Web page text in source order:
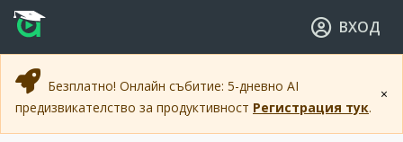
Прескочи към основното съдържание
Прескочи към навигацията
ВХОД
×
Безплатно! Онлайн събитие: 5-дневно AI
предизвикателство за продуктивност Регистрация тук.